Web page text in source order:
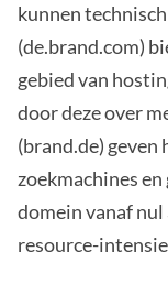
kunnen
(de.brand.com)
gebied van
door deze over
(brand.de) geven
zoekmachines
domein vanaf
resource-